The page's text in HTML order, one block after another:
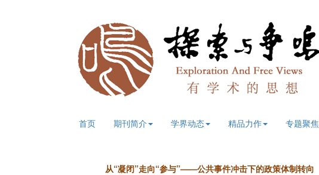
首页 期刊简介 学界动态 精品力作 专题聚焦
从“凝闭”走向“参与”——公共事件冲击下的政策体制转向